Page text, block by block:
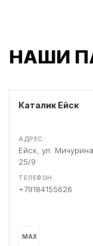
НАШИ
Каталик Ейск
АДРЕС:
Ейск, ул.
25/9
ТЕЛЕФОН:
+79184155626
MAX